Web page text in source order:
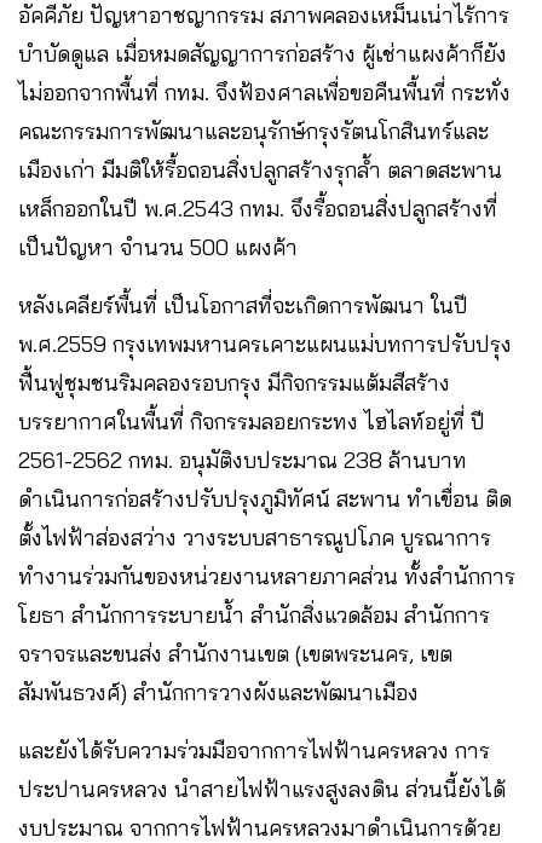
อัคคีภัย ปัญหาอาชญากรรม สภาพคลองเหม็นเน่าไร้การ
บำบัดดูแล เมื่อหมดสัญญาการก่อสร้าง ผู้เช่าแผงค้าก็ยัง
ไม่ออกจากพื้นที่ กทม. จึงฟ้องศาลเพื่อขอคืนพื้นที่ กระทั่ง
คณะกรรมการพัฒนาและอนุรักษ์กรุงรัตนโกสินทร์และ
เมืองเก่า มีมติให้รื้อถอนสิ่งปลูกสร้างรุกล้ำ ตลาดสะพาน
เหล็กออกในปี พ.ศ.2543 กทม. จึงรื้อถอนสิ่งปลูกสร้างที่
เป็นปัญหา จำนวน 500 แผงค้า
หลังเคลียร์พื้นที่ เป็นโอกาสที่จะเกิดการพัฒนา ในปี
พ.ศ.2559 กรุงเทพมหานครเคาะแผนแม่บทการปรับปรุง
ฟื้นฟูชุมชนริมคลองรอบกรุง มีกิจกรรมแต้มสีสร้าง
บรรยากาศในพื้นที่ กิจกรรมลอยกระทง ไฮไลท์อยู่ที่ ปี
2561-2562 กทม. อนุมัติงบประมาณ 238 ล้านบาท
ดำเนินการก่อสร้างปรับปรุงภูมิทัศน์ สะพาน ทำเขื่อน ติด
ตั้งไฟฟ้าส่องสว่าง วางระบบสาธารณูปโภค บูรณาการ
ทำงานร่วมกันของหน่วยงานหลายภาคส่วน ทั้งสำนักการ
โยธา สำนักการระบายน้ำ สำนักสิ่งแวดล้อม สำนักการ
จราจรและขนส่ง สำนักงานเขต (เขตพระนคร, เขต
สัมพันธวงศ์) สำนักการวางผังและพัฒนาเมือง
และยังได้รับความร่วมมือจากการไฟฟ้านครหลวง การ
ประปานครหลวง นำสายไฟฟ้าแรงสูงลงดิน ส่วนนี้ยังได้
งบประมาณ จากการไฟฟ้านครหลวงมาดำเนินการด้วย